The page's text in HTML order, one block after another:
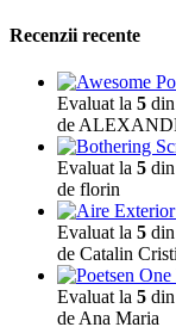
Recenzii recente
Evaluat la 5
de
Evaluat la 5
de florin
Evaluat la 5
de Catalin
Evaluat la 5
de Ana Maria